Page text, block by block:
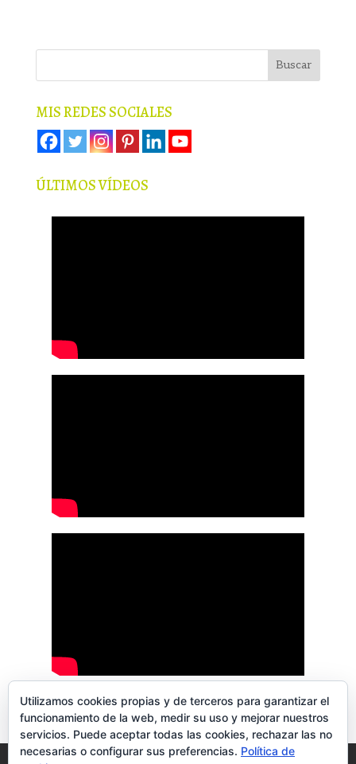
MIS REDES SOCIALES
ÚLTIMOS VÍDEOS
Utilizamos cookies propias y de terceros para garantizar el
funcionamiento de la web, medir su uso y mejorar nuestros
servicios. Puede aceptar todas las cookies, rechazar las no
necesarias o configurar sus preferencias. Política de